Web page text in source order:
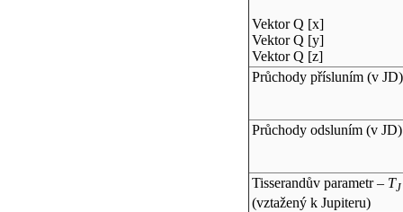
Vektor Q [x]
Vektor Q [y]
Vektor Q [z]
Průchody přísluním (v JD)
Průchody odsluním (v JD)
Tisserandův parametr – TJ
(vztažený k Jupiteru)